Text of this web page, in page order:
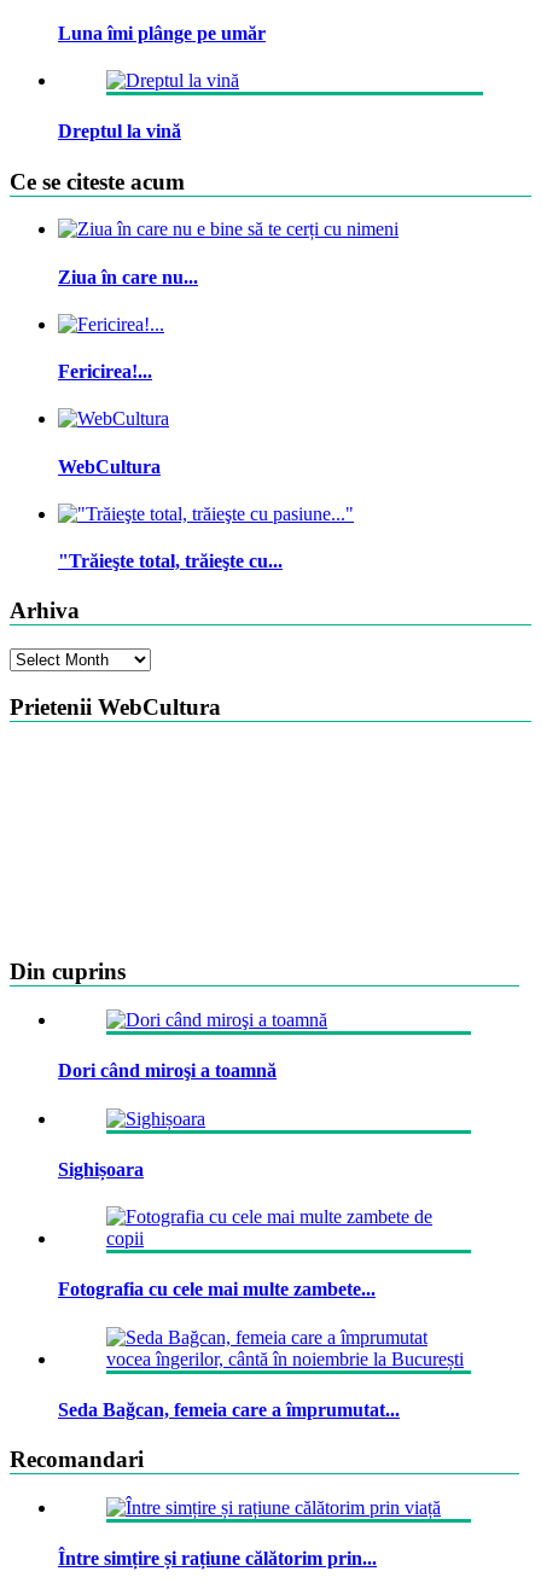
Luna îmi plânge pe umăr
Dreptul la vină
Ce se citeste acum
Ziua în care nu...
Fericirea!...
WebCultura
"Trăieşte total, trăieşte cu...
Arhiva
Arhiva
Prietenii WebCultura
Din cuprins
Dori când miroşi a toamnă
Sighișoara
Fotografia cu cele mai multe zambete...
Seda Bağcan, femeia care a împrumutat...
Recomandari
Între simțire și rațiune călătorim prin...